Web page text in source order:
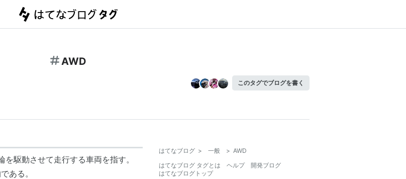
AWD
このタグでブログを書く
駆動させて走行する車両を指す。
ある。
はてなブログ > 一般 > AWD
はてなブログ タグとは
ヘルプ
開発ブログ
はてなブログトップ